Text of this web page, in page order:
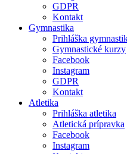
GDPR
Kontakt
Gymnastika
Prihláška
Gymnastické kurzy
Facebook
Instagram
GDPR
Kontakt
Atletika
Prihláška atletika
Atletická prípravka
Facebook
Instagram